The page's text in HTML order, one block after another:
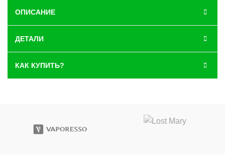
ОПИСАНИЕ
ДЕТАЛИ
КАК КУПИТЬ?